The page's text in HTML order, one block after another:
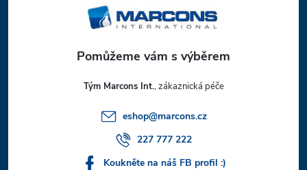
Tým Marcons Int.
eshop@marcons.cz
227 777 222
Koukněte na náš FB profil :)